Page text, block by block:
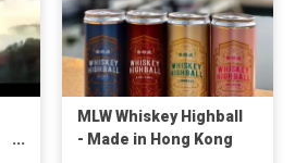
MLW Whiskey Highball
- Made in Hong Kong